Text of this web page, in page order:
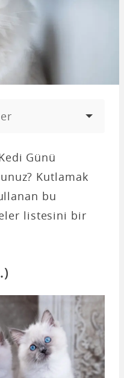
Günü
Kutlamak
bu
listesini bir